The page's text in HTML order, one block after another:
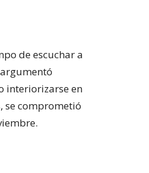
de escuchar a
interiorizarse en
se comprometió